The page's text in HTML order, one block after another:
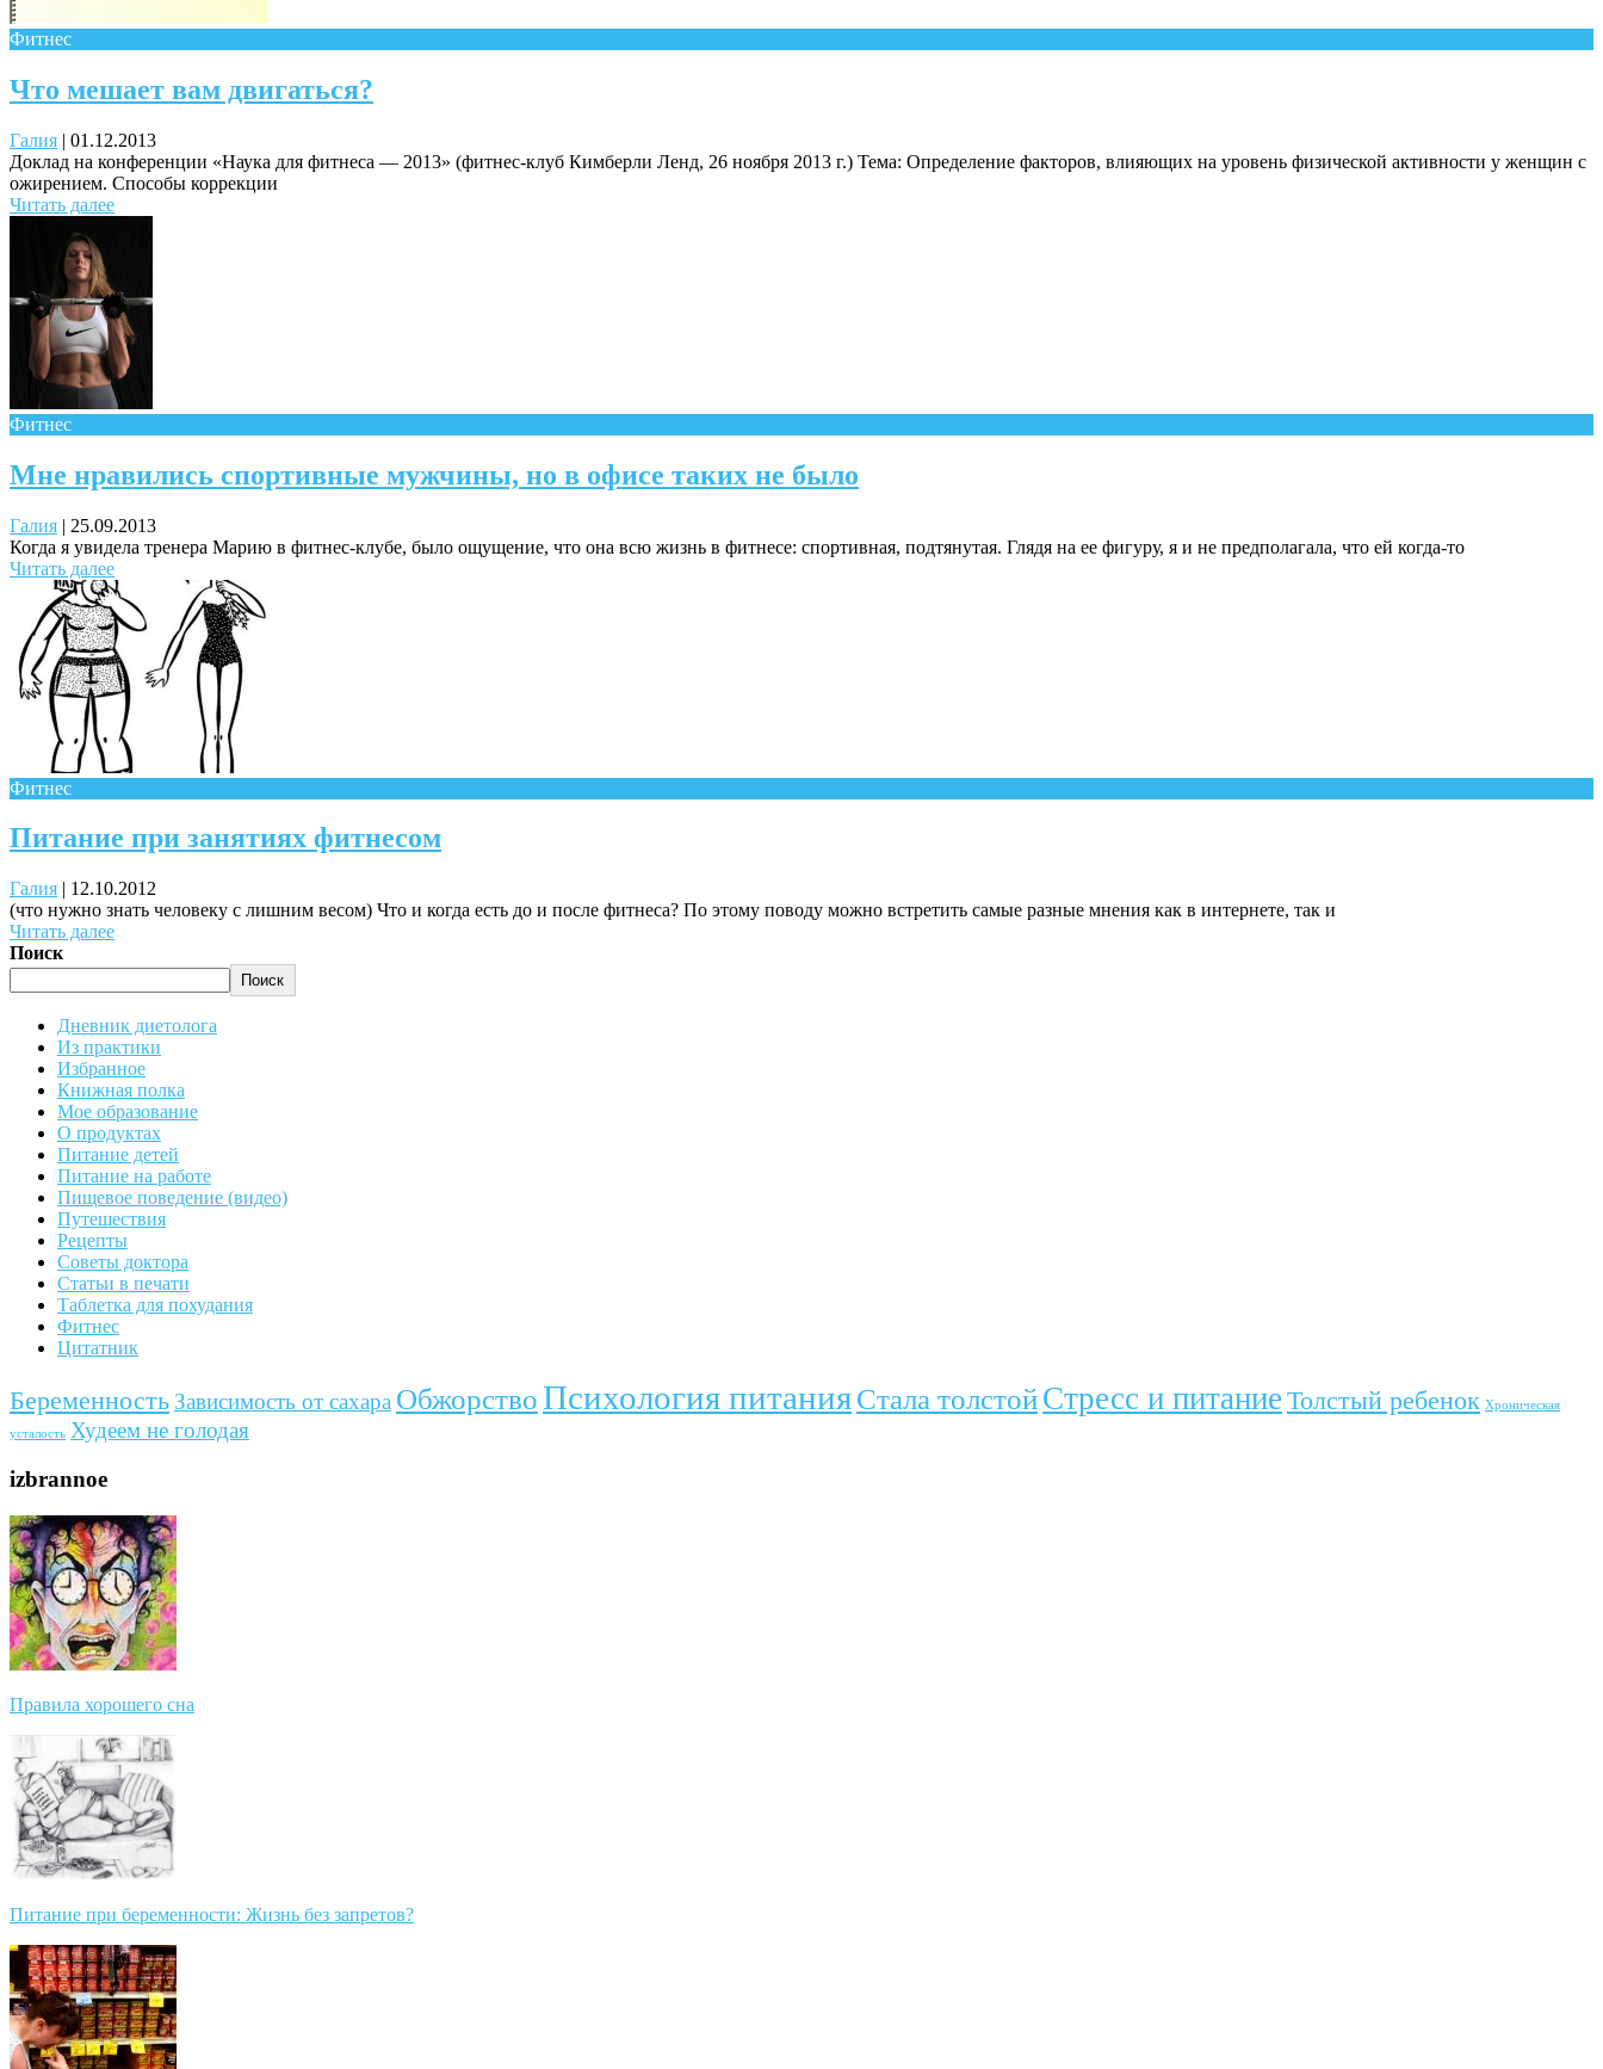
Фитнес
Что мешает вам двигаться?
Галия | 01.12.2013
Доклад на конференции «Наука для фитнеса — 2013» (фитнес-клуб Кимберли Ленд, 26 ноября 2013 г.) Тема: Определение факторов, влияющих на уровень физической активности у женщин с
ожирением. Способы коррекции
Читать далее
Фитнес
Мне нравились спортивные мужчины, но в офисе таких не было
Галия | 25.09.2013
Когда я увидела тренера Марию в фитнес-клубе, было ощущение, что она всю жизнь в фитнесе: спортивная, подтянутая. Глядя на ее фигуру, я и не предполагала, что ей когда-то
Читать далее
Фитнес
Питание при занятиях фитнесом
Галия | 12.10.2012
(что нужно знать человеку с лишним весом) Что и когда есть до и после фитнеса? По этому поводу можно встретить самые разные мнения как в интернете, так и
Читать далее
Поиск
Поиск
Дневник диетолога
Из практики
Избранное
Книжная полка
Мое образование
О продуктах
Питание детей
Питание на работе
Пищевое поведение (видео)
Путешествия
Рецепты
Советы доктора
Статьи в печати
Таблетка для похудания
Фитнес
Цитатник
Беременность Зависимость от сахара ОбжорствоПсихология питанияСтала толстойСтресс и питание Толстый ребенок Хроническая
усталость Худеем не голодая
izbrannoe
Правила хорошего сна
Питание при беременности: Жизнь без запретов?